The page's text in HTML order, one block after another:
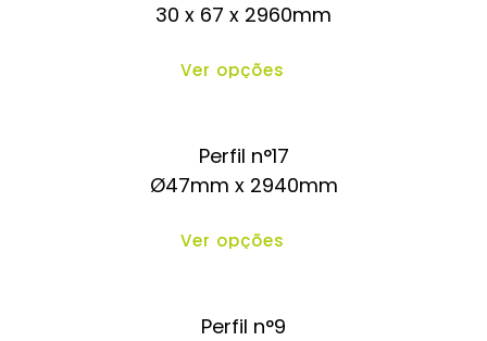
30 x 67 x 2960mm
Ver opções
Perfil n°17
Ø47mm x 2940mm
Ver opções
Perfil n°9